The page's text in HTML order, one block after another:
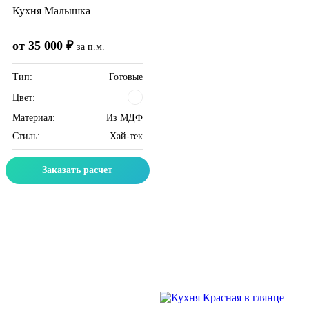
Кухня Малышка
от 35 000 ₽ за п.м.
Тип:
Готовые
Цвет:
Материал:
Из МДФ
Стиль:
Хай-тек
Заказать расчет